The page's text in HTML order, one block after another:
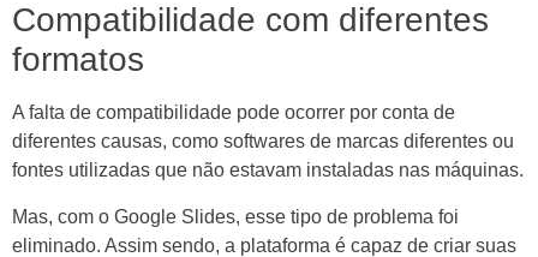
Compatibilidade com diferentes
formatos
A falta de compatibilidade pode ocorrer por conta de
diferentes causas, como softwares de marcas diferentes ou
fontes utilizadas que não estavam instaladas nas máquinas.
Mas, com o Google Slides, esse tipo de problema foi
eliminado. Assim sendo, a plataforma é capaz de criar suas